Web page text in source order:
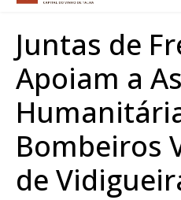
Juntas de
Apoiam a
Bombeiros
de